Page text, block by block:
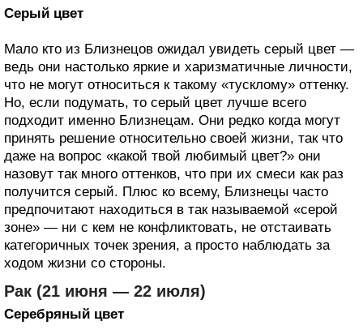
Серый цвет
Мало кто из Близнецов ожидал увидеть серый цвет —
ведь они настолько яркие и харизматичные личности,
что не могут относиться к такому «тусклому» оттенку.
Но, если подумать, то серый цвет лучше всего
подходит именно Близнецам. Они редко когда могут
принять решение относительно своей жизни, так что
даже на вопрос «какой твой любимый цвет?» они
назовут так много оттенков, что при их смеси как раз
получится серый. Плюс ко всему, Близнецы часто
предпочитают находиться в так называемой «серой
зоне» — ни с кем не конфликтовать, не отстаивать
категоричных точек зрения, а просто наблюдать за
ходом жизни со стороны.
Рак (21 июня — 22 июля)
Серебряный цвет